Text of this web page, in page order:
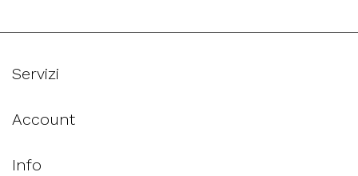
Servizi
Account
Info